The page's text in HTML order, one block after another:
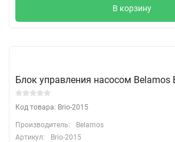
В корзину
Блок управления насосом Belamos
Код товара: Brio-2015
Производитель:
Belamos
Артикул:
Brio-2015